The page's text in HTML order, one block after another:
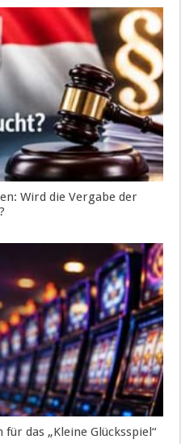
Wird die Vergabe der
das „Kleine Glücksspiel“